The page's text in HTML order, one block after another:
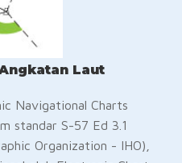
Laut
Navigational Charts
standar S-57 Ed 3.1
Organization - IHO),